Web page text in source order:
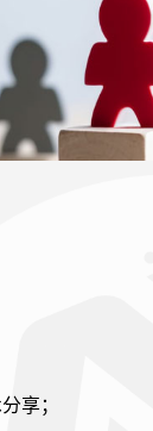
享；